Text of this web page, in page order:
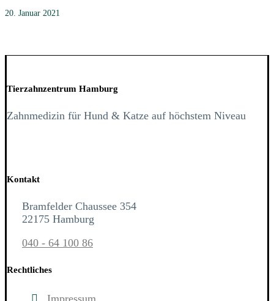
20. Januar 2021
Tierzahnzentrum Hamburg
Zahnmedizin für Hund & Katze auf höchstem Niveau
Kontakt
Bramfelder Chaussee 354
22175 Hamburg
040 - 64 100 86
Rechtliches
Impressum